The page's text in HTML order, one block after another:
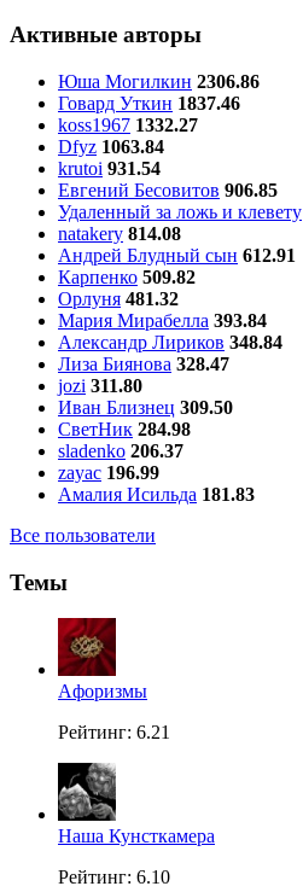
Активные авторы
Юша Могилкин 2306.86
Говард Уткин 1837.46
koss1967 1332.27
Dfyz 1063.84
krutoi 931.54
Евгений Бесовитов 906.85
Удаленный за ложь и клевету
natakery 814.08
Андрей Блудный сын 612.91
Карпенко 509.82
Орлуня 481.32
Мария Мирабелла 393.84
Александр Лириков 348.84
Лиза Биянова 328.47
jozi 311.80
Иван Близнец 309.50
СветНик 284.98
sladenko 206.37
zayac 196.99
Амалия Исильда 181.83
Все пользователи
Темы
Aфоризмы
Рейтинг: 6.21
Наша Кунсткамера
Рейтинг: 6.10